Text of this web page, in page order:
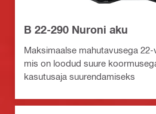
B 22-290 Nuroni aku
Maksimaalse mahutavusega 22-
mis on loodud suure
kasutusaja suurendamiseks